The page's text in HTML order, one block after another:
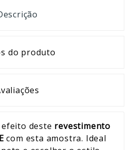
do produto
deste revestimento
com esta amostra. Ideal